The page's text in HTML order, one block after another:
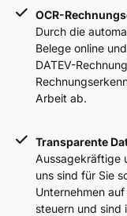
OCR-
Durch die
Belege online
DATEV-
Arbeit ab.
Transparente
Aussagekräftige
uns sind für Sie
Unternehmen
steuern und sind